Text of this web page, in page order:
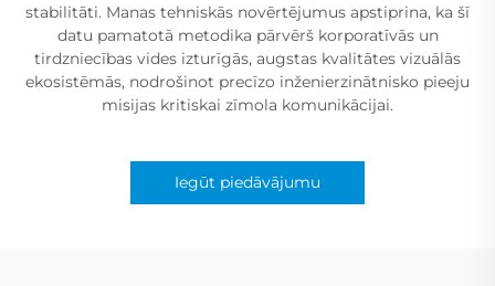
stabilitāti. Manas tehniskās novērtējumus apstiprina, ka šī
datu pamatotā metodika pārvērš korporatīvās un
tirdzniecības vides izturīgās, augstas kvalitātes vizuālās
ekosistēmās, nodrošinot precīzo inženierzinātnisko pieeju
misijas kritiskai zīmola komunikācijai.
Iegūt piedāvājumu